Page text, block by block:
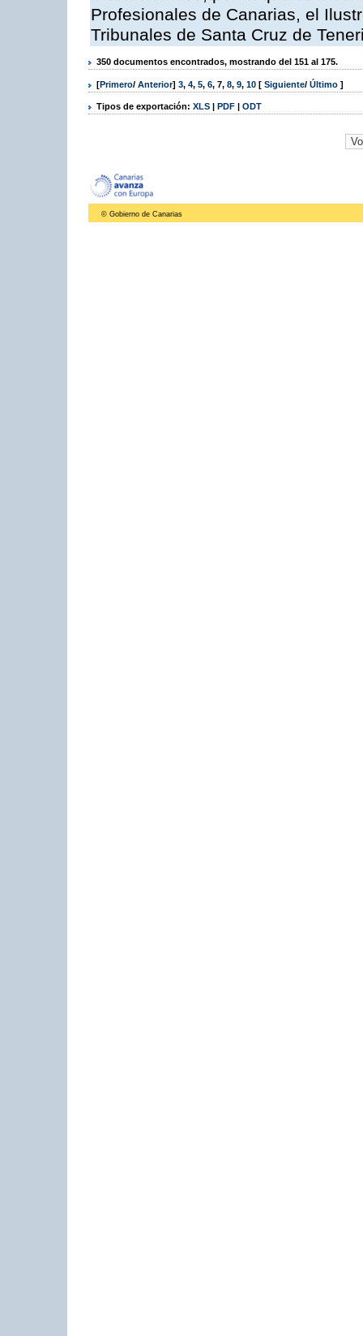
Profesionales de Canarias, el
Tribunales de Santa Cruz de
350 documentos encontrados, mostrando del 151 al 175.
[Primero/ Anterior] 3, 4, 5, 6, 7, 8, 9, 10 [ Siguiente/ Último ]
Tipos de exportación: XLS | PDF | ODT
© Gobierno de Canarias